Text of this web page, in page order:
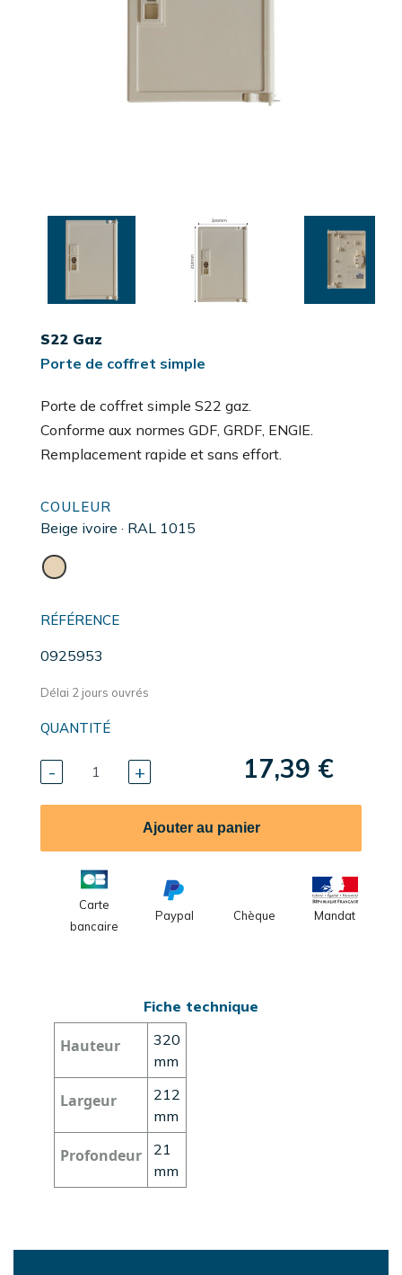
S22 Gaz
Porte de coffret simple
Porte de coffret simple S22 gaz.
Conforme aux normes GDF, GRDF, ENGIE.
Remplacement rapide et sans effort.
COULEUR
Beige ivoire · RAL 1015
RÉFÉRENCE
0925953
Délai 2 jours ouvrés
QUANTITÉ
- + 17,39 €
Ajouter au panier
Carte
bancaire
Paypal Chèque Mandat
Fiche technique
Hauteur
320
mm
Largeur
212
mm
Profondeur
21
mm